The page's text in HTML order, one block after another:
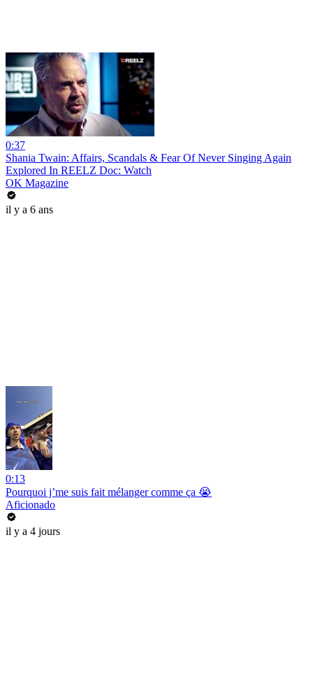
0:37
Shania Twain: Affairs, Scandals & Fear Of Never Singing Again
Explored In REELZ Doc: Watch
OK Magazine
il y a 6 ans
0:13
Pourquoi j’me suis fait mélanger comme ça 😭
Aficionado
il y a 4 jours